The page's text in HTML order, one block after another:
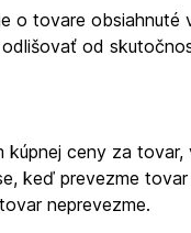
o tovare
od
ceny za
keď prevezme
neprevezme.